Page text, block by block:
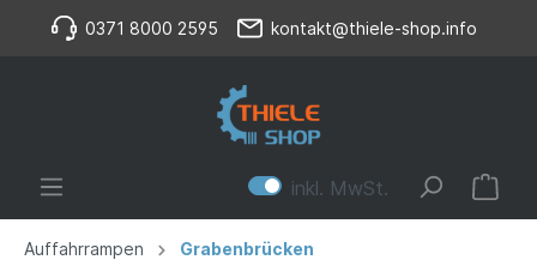
0371 8000 2595 kontakt@thiele-shop.info
inkl. MwSt.
Auffahrrampen Grabenbrücken